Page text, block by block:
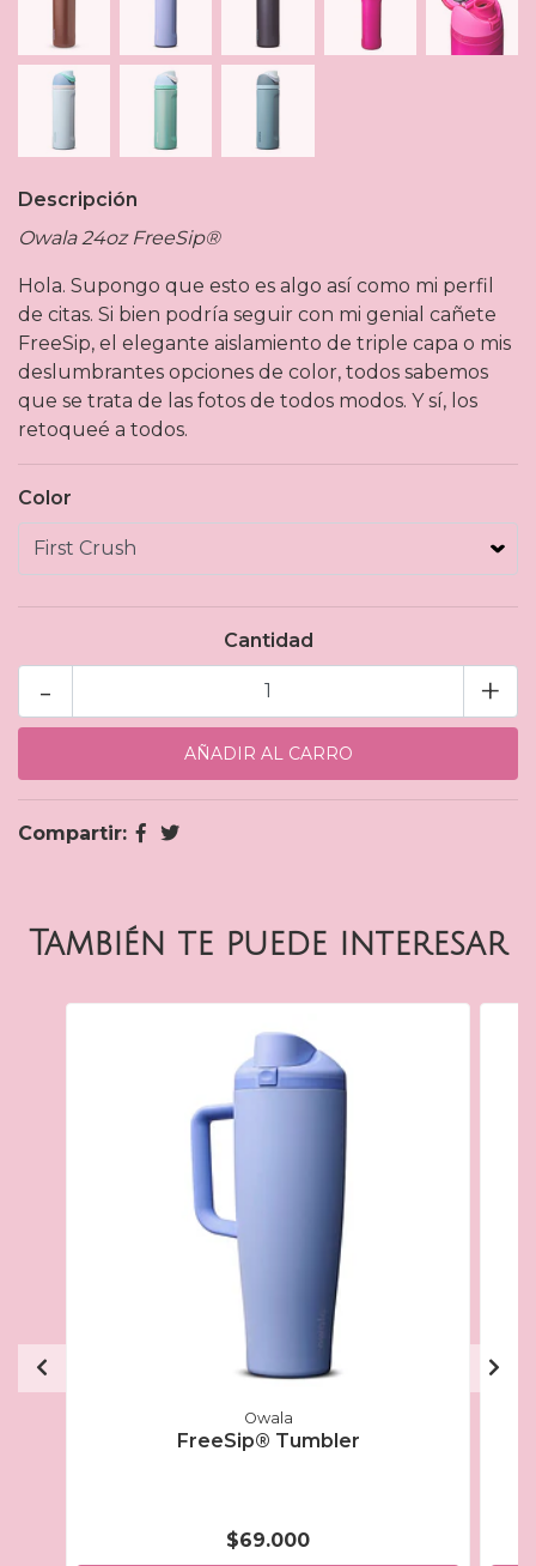
Descripción
Owala 24oz FreeSip®
Hola. Supongo que esto es algo así como mi perfil
de citas. Si bien podría seguir con mi genial cañete
FreeSip, el elegante aislamiento de triple capa o mis
deslumbrantes opciones de color, todos sabemos
que se trata de las fotos de todos modos. Y sí, los
retoqueé a todos.
Color
Cantidad
+
-
Compartir:
También te puede interesar
Owala
FreeSip® Tumbler
$69.000